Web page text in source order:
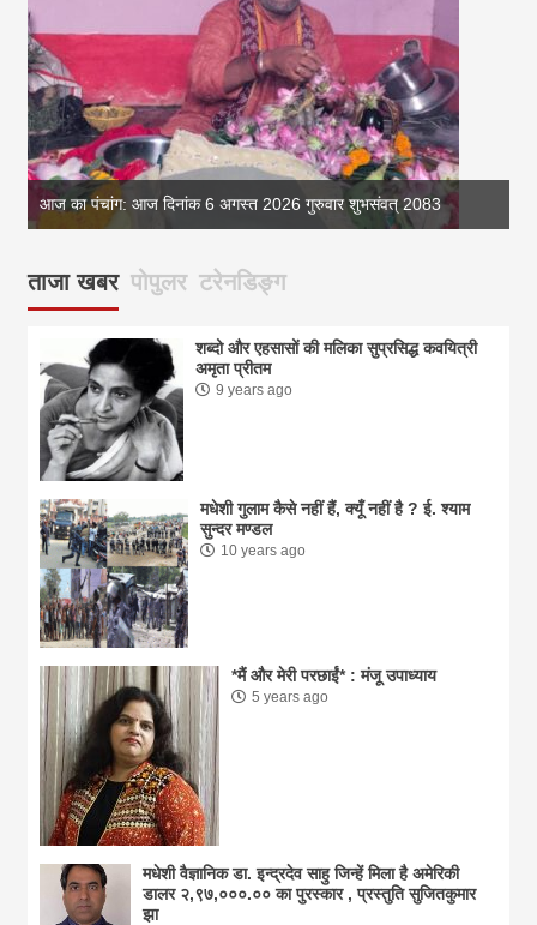
आज का पंचांग: आज दिनांक 6 अगस्त 2026 गुरुवार शुभसंवत् 2083
ताजा खबर पोपुलर टरेनडिङ्ग
शब्दो और एहसासों की मलिका सुप्रसिद्ध कवयित्री
अमृता प्रीतम
9 years ago
मधेशी गुलाम कैसे नहीं हैं, क्यूँ नहीं है ? ई. श्याम
सुन्दर मण्डल
10 years ago
*मैं और मेरी परछाईं* : मंजू उपाध्याय
5 years ago
मधेशी वैज्ञानिक डा. इन्द्रदेव साहु जिन्हें मिला है अमेरिकी
डालर २,९७,०००.०० का पुरस्कार , प्रस्तुति सुजितकुमार
झा